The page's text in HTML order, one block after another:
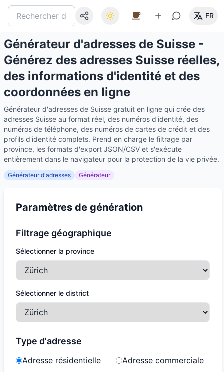
FR
Générateur d'adresses de Suisse -
Générez des adresses Suisse réelles,
des informations d'identité et des
coordonnées en ligne
Générateur d'adresses de Suisse gratuit en ligne qui crée des
adresses Suisse au format réel, des numéros d'identité, des
numéros de téléphone, des numéros de cartes de crédit et des
profils d'identité complets. Prend en charge le filtrage par
province, les formats d'export JSON/CSV et s'exécute
entièrement dans le navigateur pour la protection de la vie privée.
Générateur d'adresses Générateur
Paramètres de génération
Filtrage géographique
Sélectionner la province
Sélectionner le district
Type d'adresse
Adresse résidentielle
Adresse commerciale